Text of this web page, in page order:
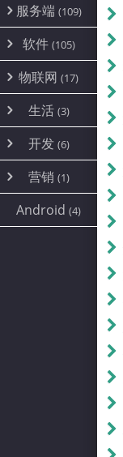
Debian(24)
ProxmoxVE
Ubuntu(7)
服务端 (109)
环境配置
DD重装(3)
加速优化(34)
面板(12)
容器
游戏 (7)
饥荒(7)
云服务商(4)
WEB源码(6)
建站(5)
软件 (105)
安全(12)
办公(4)
图片 (2)
文件
系统 (35)
AI(10)
物联网 (17)
路由器
随身wifi(1)
mobile(14)
刷机
magisk
生活 (3)
线报
sim卡(1)
开发 (6)
编译
JavaScript(2)
python(2)
营销 (1)
公关(1)
SEO(1)
Android (4)